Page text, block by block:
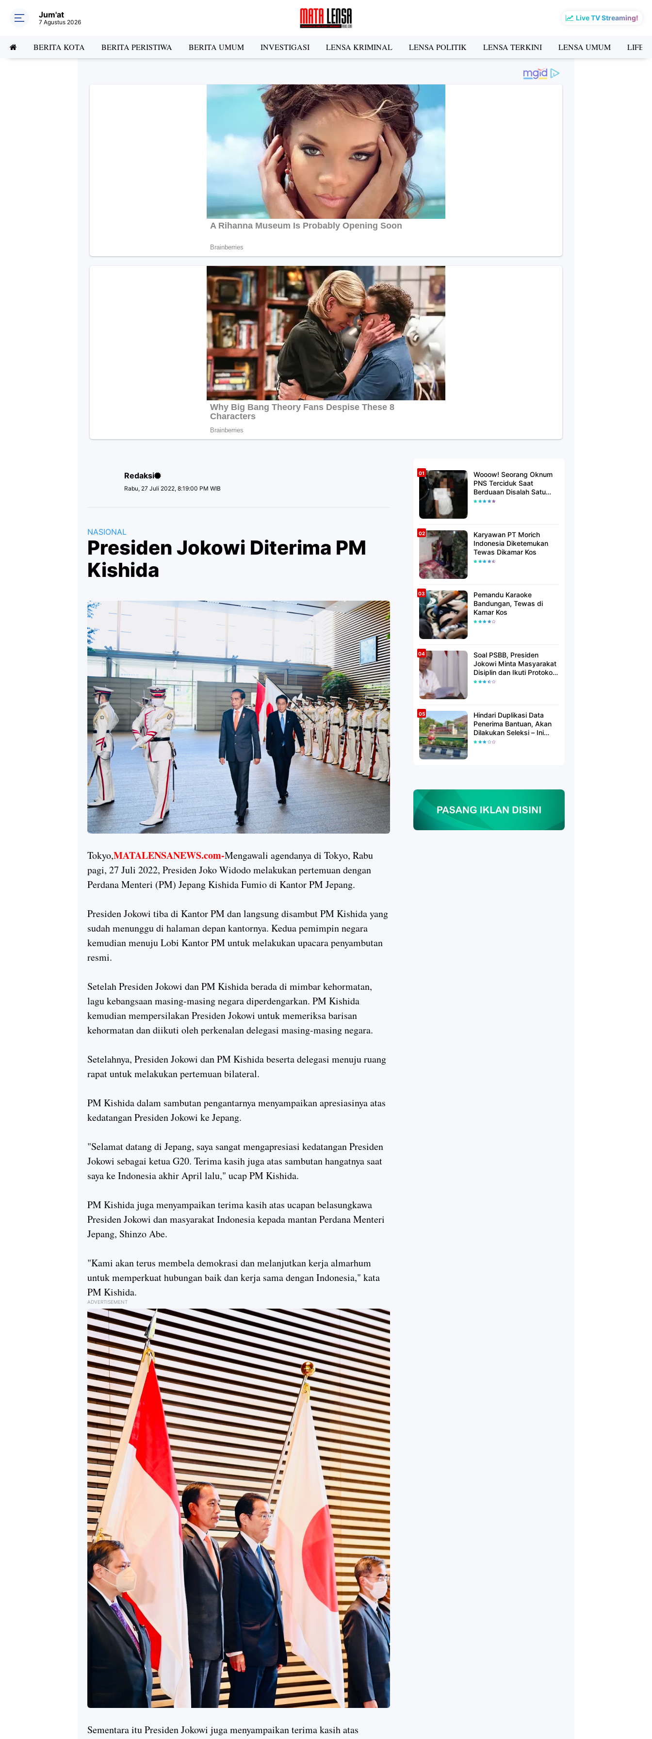
Live TV Streaming!
Jum'at
7 Agustus 2026
BERITA KOTA BERITA PERISTIWA BERITA UMUM INVESTIGASI LENSA KRIMINAL LENSA POLITIK LENSA TERKINI LENSA UMUM
Redaksi
Rabu, 27 Juli 2022, 8:19:00 PM WIB
NASIONAL
Presiden Jokowi Diterima PM
Kishida
Tokyo,MATALENSANEWS.com-Mengawali agendanya di Tokyo, Rabu
pagi, 27 Juli 2022, Presiden Joko Widodo melakukan pertemuan dengan
Perdana Menteri (PM) Jepang Kishida Fumio di Kantor PM Jepang.
Presiden Jokowi tiba di Kantor PM dan langsung disambut PM Kishida yang
sudah menunggu di halaman depan kantornya. Kedua pemimpin negara
kemudian menuju Lobi Kantor PM untuk melakukan upacara penyambutan
resmi.
Setelah Presiden Jokowi dan PM Kishida berada di mimbar kehormatan,
lagu kebangsaan masing-masing negara diperdengarkan. PM Kishida
kemudian mempersilakan Presiden Jokowi untuk memeriksa barisan
kehormatan dan diikuti oleh perkenalan delegasi masing-masing negara.
Setelahnya, Presiden Jokowi dan PM Kishida beserta delegasi menuju ruang
rapat untuk melakukan pertemuan bilateral.
PM Kishida dalam sambutan pengantarnya menyampaikan apresiasinya atas
kedatangan Presiden Jokowi ke Jepang.
"Selamat datang di Jepang, saya sangat mengapresiasi kedatangan Presiden
Jokowi sebagai ketua G20. Terima kasih juga atas sambutan hangatnya saat
saya ke Indonesia akhir April lalu," ucap PM Kishida.
PM Kishida juga menyampaikan terima kasih atas ucapan belasungkawa
Presiden Jokowi dan masyarakat Indonesia kepada mantan Perdana Menteri
Jepang, Shinzo Abe.
"Kami akan terus membela demokrasi dan melanjutkan kerja almarhum
untuk memperkuat hubungan baik dan kerja sama dengan Indonesia," kata
PM Kishida.
ADVERTISEMENT
Sementara itu Presiden Jokowi juga menyampaikan terima kasih atas
Wooow! Seorang Oknum
PNS Terciduk Saat
Berduaan Disalah Satu
Kamar Hotel Salatiga
Karyawan PT Morich
Indonesia Diketemukan
Tewas Dikamar Kos
Pemandu Karaoke
Bandungan, Tewas di
Kamar Kos
Soal PSBB, Presiden
Jokowi Minta Masyarakat
Disiplin dan Ikuti Protokol
Kesehatan
Hindari Duplikasi Data
Penerima Bantuan, Akan
Dilakukan Seleksi – Ini
Penjelasanya